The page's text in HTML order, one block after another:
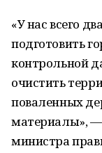
«У нас всего
подготовить
контрольной
очистить
поваленных
материалы», —
министра